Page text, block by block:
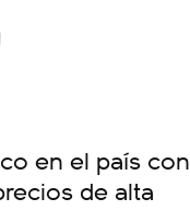
en el país con
de alta